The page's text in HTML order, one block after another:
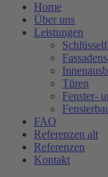
Home
Über uns
Leistungen
Türen
Fenster-
FAQ
Referenzen alt
Referenzen
Kontakt